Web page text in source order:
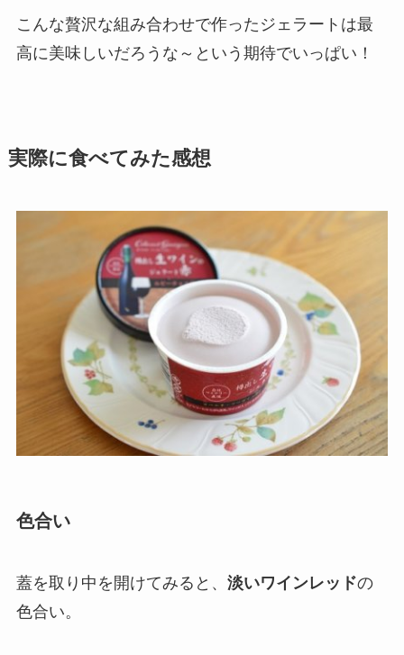
こんな贅沢な組み合わせで作ったジェラートは最
高に美味しいだろうな～という期待でいっぱい！
実際に食べてみた感想
色合い
蓋を取り中を開けてみると、 淡いワインレッドの
色合い。